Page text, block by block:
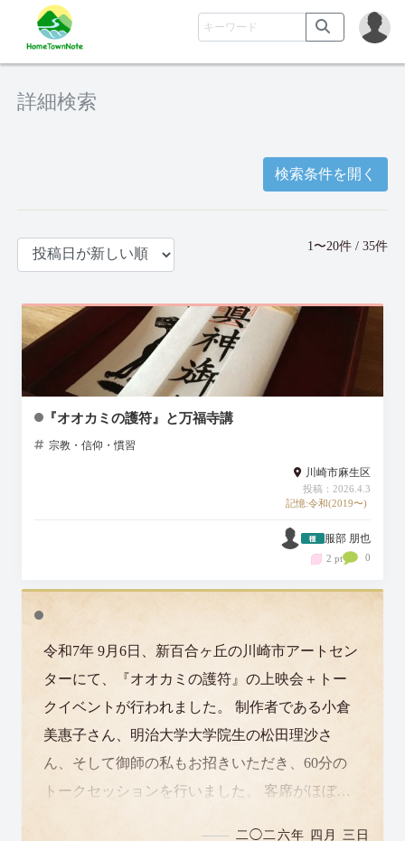
詳細検索
検索条件を開く
1〜20件 / 35件
『オオカミの護符』と万福寺講
宗教・信仰・慣習
川崎市麻生区
投稿：2026.4.3
記憶:令和(2019〜)
服部 朋也
2 pt 0
令和7年 9月6日、新百合ヶ丘の川崎市アートセン
ターにて、『オオカミの護符』の上映会＋トー
クイベントが行われました。 制作者である小倉
美惠子さん、明治大学大学院生の松田理沙さ
ん、そして御師の私もお招きいただき、60分の
トークセッションを行いました。 客席がほぼ埋
二◯二六年 四月 三日